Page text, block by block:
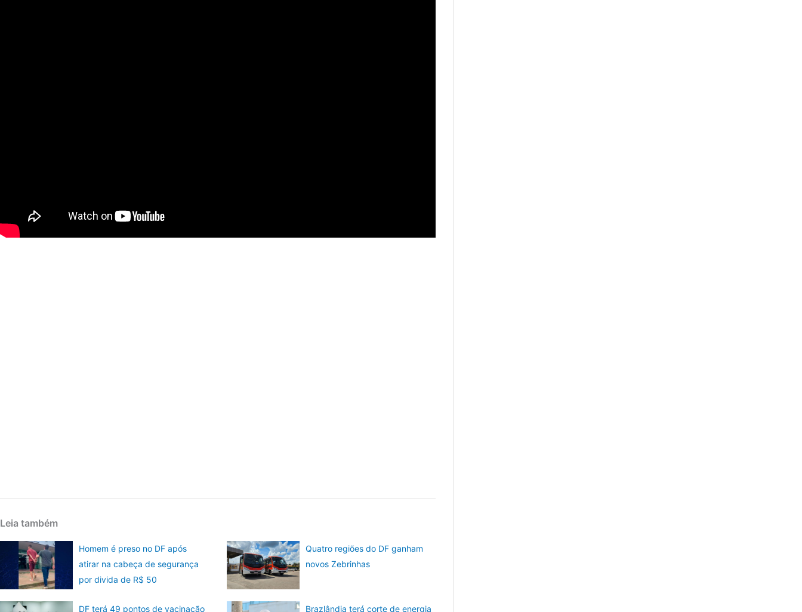
Leia também
Homem é preso no DF após
atirar na cabeça de segurança
por divida de R$ 50
Quatro regiões do DF ganham
novos Zebrinhas
DF terá 49 pontos de vacinação Brazlândia terá corte de energia